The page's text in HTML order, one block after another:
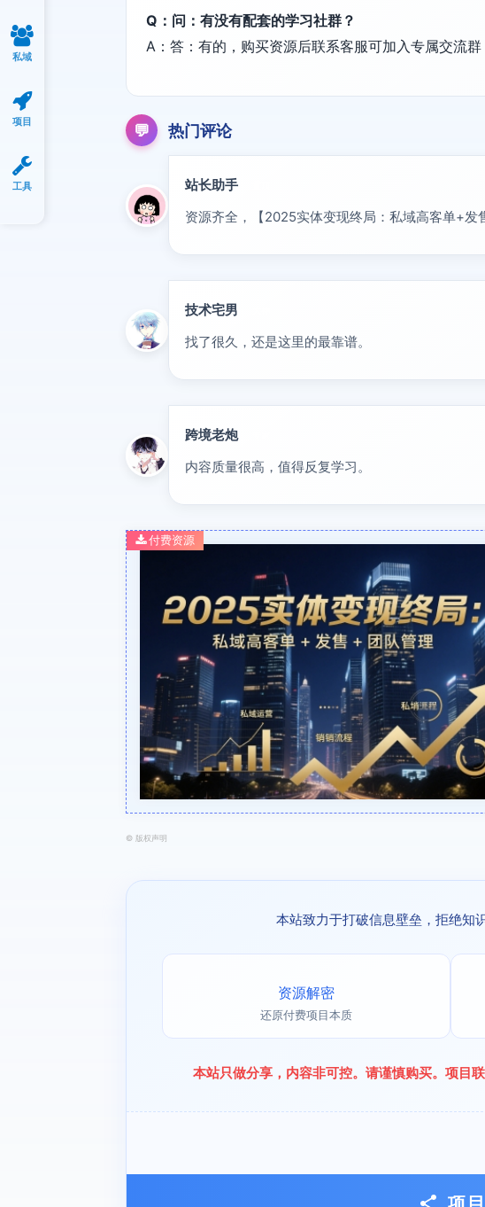
Q：问：有没有配套的学习社群？
A：答：有的，购买资源后联系客服可加入专属交流群
💬 热门评论
站长助手
资源齐全，【2025实体变现终局：私域高客单+发
技术宅男
找了很久，还是这里的最靠谱。
跨境老炮
内容质量很高，值得反复学习。
付费资源
© 版权声明
本站致力于打破信息壁垒，拒绝知
资源解密
还原付费项目本质
本站只做分享，内容非可控。请谨慎购买。项目
私域
项目
工具